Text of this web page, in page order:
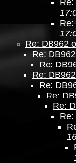
Re:
Re: DB962
Re:
Re:
Re:
Re:
Re:
Re:
Re: